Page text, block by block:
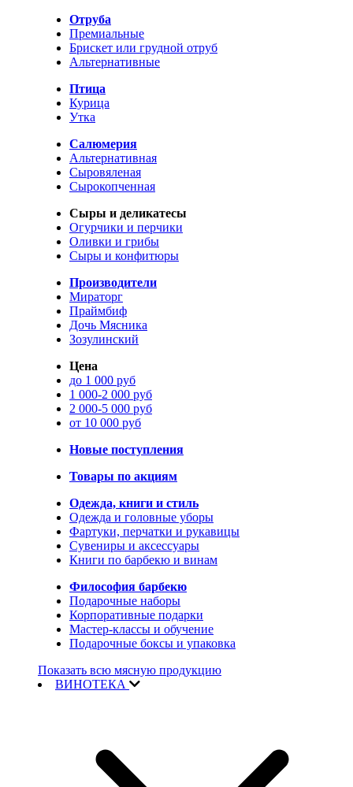
Отруба
Премиальные
Брискет или грудной отруб
Альтернативные
Птица
Курица
Утка
Салюмерия
Альтернативная
Сыровяленая
Сырокопченная
Сыры и деликатесы
Огурчики и перчики
Оливки и грибы
Сыры и конфитюры
Производители
Мираторг
Праймбиф
Дочь Мясника
Зозулинский
Цена
до 1 000 руб
1 000-2 000 руб
2 000-5 000 руб
от 10 000 руб
Новые поступления
Товары по акциям
Одежда, книги и стиль
Одежда и головные уборы
Фартуки, перчатки и рукавицы
Сувениры и аксессуары
Книги по барбекю и винам
Философия барбекю
Подарочные наборы
Корпоративные подарки
Мастер-классы и обучение
Подарочные боксы и упаковка
Показать всю мясную продукцию
ВИНОТЕКА